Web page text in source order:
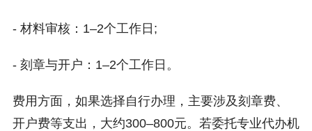
- 材料审核：1–2个工作日;
- 刻章与开户：1–2个工作日。
费用方面，如果选择自行办理，主要涉及刻章费、
开户费等支出，大约300–800元。若委托专业代办机